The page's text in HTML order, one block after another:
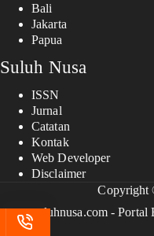
Bali
Jakarta
Papua
Suluh Nusa
ISSN
Jurnal
Catatan
Kontak
Web Developer
Disclaimer
Copyright
suluhnusa.com -